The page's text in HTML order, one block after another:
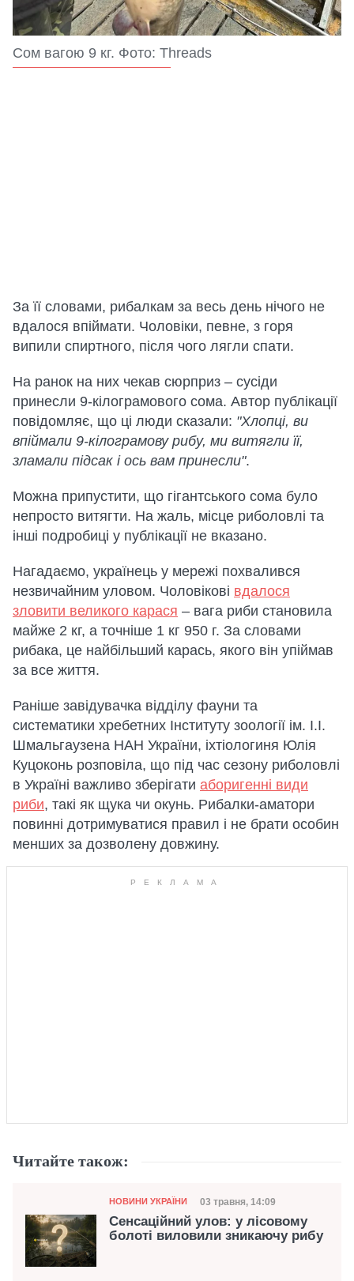
Сом вагою 9 кг. Фото: Threads
За її словами, рибалкам за весь день нічого не
вдалося впіймати. Чоловіки, певне, з горя
випили спиртного, після чого лягли спати.
На ранок на них чекав сюрприз – сусіди
принесли 9-кілограмового сома. Автор публікації
повідомляє, що ці люди сказали: "Хлопці, ви
впіймали 9-кілограмову рибу, ми витягли її,
зламали підсак і ось вам принесли".
Можна припустити, що гігантського сома було
непросто витягти. На жаль, місце риболовлі та
інші подробиці у публікації не вказано.
Нагадаємо, українець у мережі похвалився
незвичайним уловом. Чоловікові вдалося
зловити великого карася – вага риби становила
майже 2 кг, а точніше 1 кг 950 г. За словами
рибака, це найбільший карась, якого він упіймав
за все життя.
Раніше завідувачка відділу фауни та
систематики хребетних Інституту зоології ім. І.І.
Шмальгаузена НАН України, іхтіологиня Юлія
Куцоконь розповіла, що під час сезону риболовлі
в Україні важливо зберігати аборигенні види
риби, такі як щука чи окунь. Рибалки-аматори
повинні дотримуватися правил і не брати особин
менших за дозволену довжину.
Читайте також:
Категорія
НОВИНИ УКРАЇНИ Дата публікації
03 травня, 14:09
Сенсаційний улов: у лісовому
болоті виловили зникаючу рибу